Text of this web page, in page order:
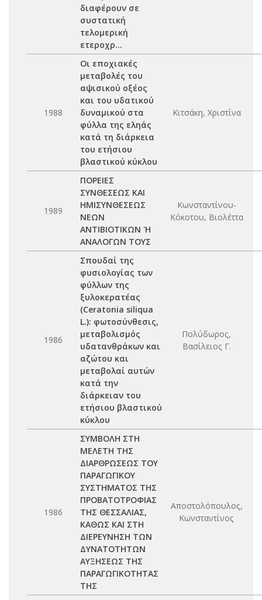
διαφέρουν σε
συστατική
τελομερική
ετεροχρ...
1988
Οι εποχιακές
μεταβολές του
αψισικού οξέος
και του υδατικού
δυναμικού στα
φύλλα της εληάς
κατά τη διάρκεια
του ετήσιου
βλαστικού κύκλου
Κιτσάκη, Χριστίνα
1989
ΠΟΡΕΙΕΣ
ΣΥΝΘΕΣΕΩΣ ΚΑΙ
ΗΜΙΣΥΝΘΕΣΕΩΣ
ΝΕΩΝ
ΑΝΤΙΒΙΟΤΙΚΩΝ 'Η
ΑΝΑΛΟΓΩΝ ΤΟΥΣ
Κωνσταντίνου-
Κόκοτου, Βιολέττα
1986
Σπουδαί της
φυσιολογίας των
φύλλων της
ξυλοκερατέας
(Ceratonia siliqua
L.): φωτοσύνθεσις,
μεταβολισμός
υδατανθράκων και
αζώτου και
μεταβολαί αυτών
κατά την
διάρκειαν του
ετήσιου βλαστικού
κύκλου
Πολύδωρος,
Βασίλειος Γ.
1986
ΣΥΜΒΟΛΗ ΣΤΗ
ΜΕΛΕΤΗ ΤΗΣ
ΔΙΑΡΘΡΩΣΕΩΣ ΤΟΥ
ΠΑΡΑΓΩΓΙΚΟΥ
ΣΥΣΤΗΜΑΤΟΣ ΤΗΣ
ΠΡΟΒΑΤΟΤΡΟΦΙΑΣ
ΤΗΣ ΘΕΣΣΑΛΙΑΣ,
ΚΑΘΩΣ ΚΑΙ ΣΤΗ
ΔΙΕΡΕΥΝΗΣΗ ΤΩΝ
ΔΥΝΑΤΟΤΗΤΩΝ
ΑΥΞΗΣΕΩΣ ΤΗΣ
ΠΑΡΑΓΩΓΙΚΟΤΗΤΑΣ
ΤΗΣ
Αποστολόπουλος,
Κωνσταντίνος